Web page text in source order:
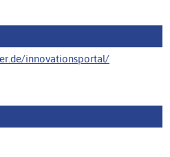
innovationsportal/‌